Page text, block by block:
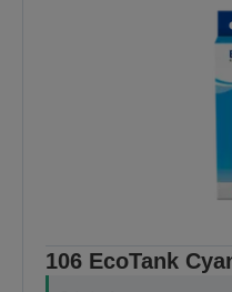
106 EcoTank